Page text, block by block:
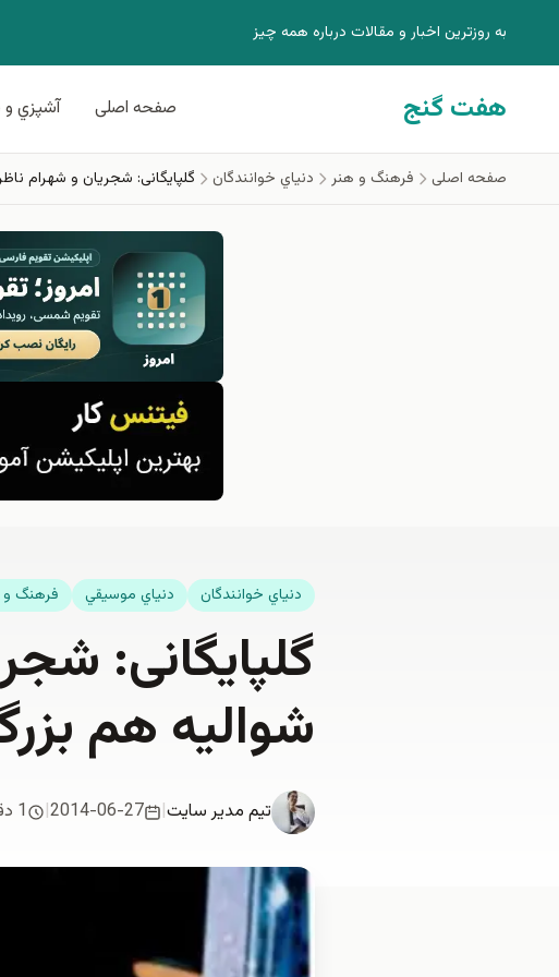
به روزترين اخبار و مقالات درباره همه چيز
هفت گنج صفحه اصلی آشپزي
صفحه اصلی فرهنگ و هنر دنياي خوانندگان گلپایگانی: شجريان و شهرام
دنياي خوانندگان دنياي موسيقي فرهنگ و
گلپایگانی:
شواليه هم
تیم مدیر سایت|
2014-06-27
| 1 دقیقه مطالعه